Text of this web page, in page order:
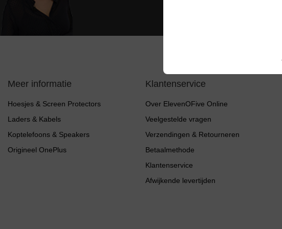
Meer informatie
Hoesjes & Screen Protectors
Laders & Kabels
Koptelefoons & Speakers
Origineel OnePlus
Klantenservice
Over ElevenOFive Online
Veelgestelde vragen
Verzendingen & Retourneren
Betaalmethode
Klantenservice
Afwijkende levertijden